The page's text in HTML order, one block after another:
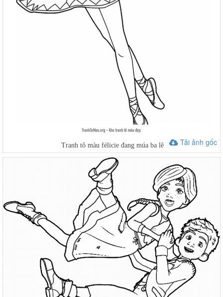
Tải ảnh gốc
Tranh tô màu félicie đang múa ba lê